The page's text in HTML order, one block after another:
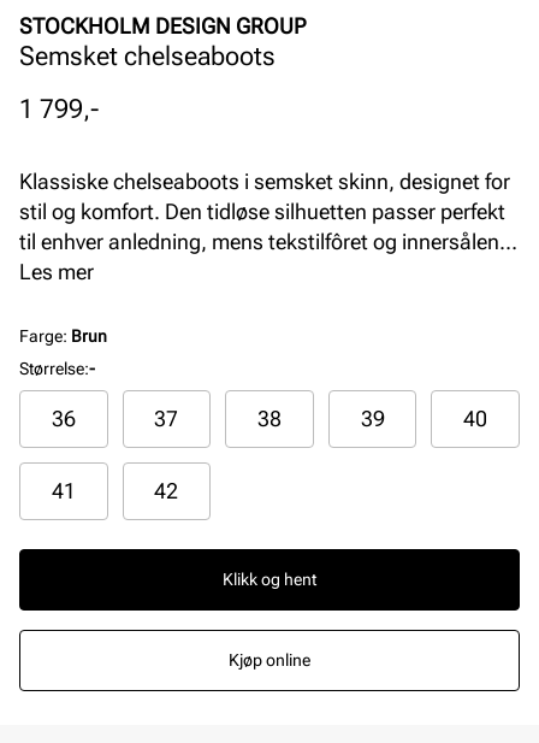
STOCKHOLM DESIGN GROUP
Semsket chelseaboots
Pris
1 799,-
Klassiske chelseaboots i semsket skinn, designet for
stil og komfort. Den tidløse silhuetten passer perfekt
til enhver anledning, mens tekstilfôret og innersålen i
skinn gir en behagelig følelse hele dagen.
Les mer
Farge: Brun
Størrelse:-
36 37 38 39 40
41 42
Klikk og hent
Kjøp online